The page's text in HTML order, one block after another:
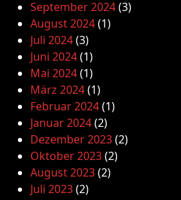
September 2024(3)
August 2024(1)
Juli 2024(3)
Juni 2024(1)
Mai 2024(1)
März 2024(1)
Februar 2024(1)
Januar 2024(2)
Dezember 2023(2)
Oktober 2023(2)
August 2023(2)
Juli 2023(2)